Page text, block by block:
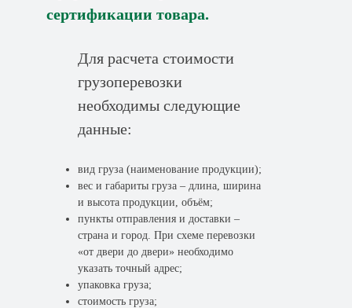
сертификации товара.
Для расчета стоимости
грузоперевозки
необходимы следующие
данные:
вид груза (наименование продукции);
вес и габариты груза – длина, ширина
и высота продукции, объём;
пункты отправления и доставки –
страна и город. При схеме перевозки
«от двери до двери» необходимо
указать точный адрес;
упаковка груза;
стоимость груза;